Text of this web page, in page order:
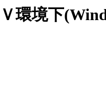
環境下